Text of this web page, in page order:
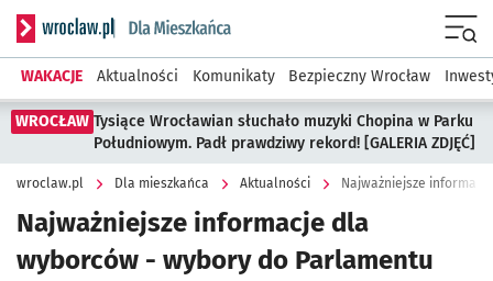
Serwis informacyjny wroclaw.pl podserwis: Dla mieszkańca
WAKACJE Aktualności Komunikaty Bezpieczny Wrocław
WROCŁAW Tysiące Wrocławian słuchało muzyki Chopina w Parku
Południowym. Padł prawdziwy rekord! [GALERIA ZDJĘĆ]
wroclaw.pl Dla mieszkańca Aktualności Najważniejsze
Najważniejsze informacje dla
wyborców - wybory do Parlamentu